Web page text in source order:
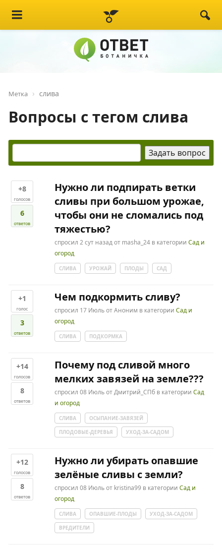
Метка слива
Вопросы с тегом слива
+8
голосов
6
ответов
Нужно ли подпирать ветки
сливы при большом урожае,
чтобы они не сломались под
тяжестью?
спросил 2 сут назадот masha_24 в категорииСад и
огород
СЛИВА УРОЖАЙ ПЛОДЫ САД
+1
голос
3
ответов
Чем подкормить сливу?
спросил 17 ИюльотАноним в категорииСад и
огород
СЛИВА ПОДКОРМКА
+14
голосов
8
ответов
Почему под сливой много
мелких завязей на земле???
спросил 08 ИюльотДмитрий_СПб в категорииСад
и огород
СЛИВА
ОСЫПАНИЕ-ЗАВЯЗЕЙ
ПЛОДОВЫЕ-ДЕРЕВЬЯ
УХОД-ЗА-САДОМ
+12
голосов
8
ответов
Нужно ли убирать опавшие
зелёные сливы с земли?
спросил 08 Июльот kristina99 в категорииСад и
огород
СЛИВА ОПАВШИЕ-ПЛОДЫ
УХОД-ЗА-САДОМ
ВРЕДИТЕЛИ